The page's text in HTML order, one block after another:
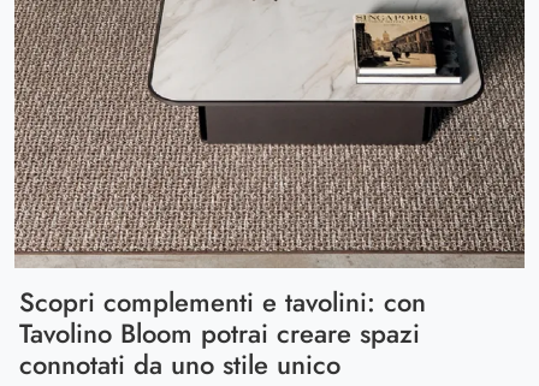
Scopri complementi e tavolini: con
Tavolino Bloom potrai creare spazi
connotati da uno stile unico